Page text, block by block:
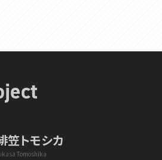
笠トモシカ
Tomoshika